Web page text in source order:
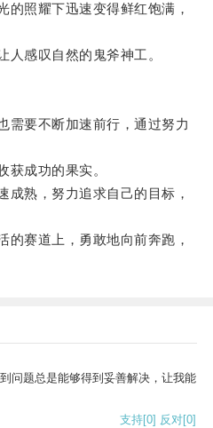
照耀下迅速变得鲜红饱满，
感叹自然的鬼斧神工。
要不断加速前行，通过努力
成功的果实。
熟，努力追求自己的目标，
赛道上，勇敢地向前奔跑，
问题总是能够得到妥善解决，让我能
支持[0] 反对[0]